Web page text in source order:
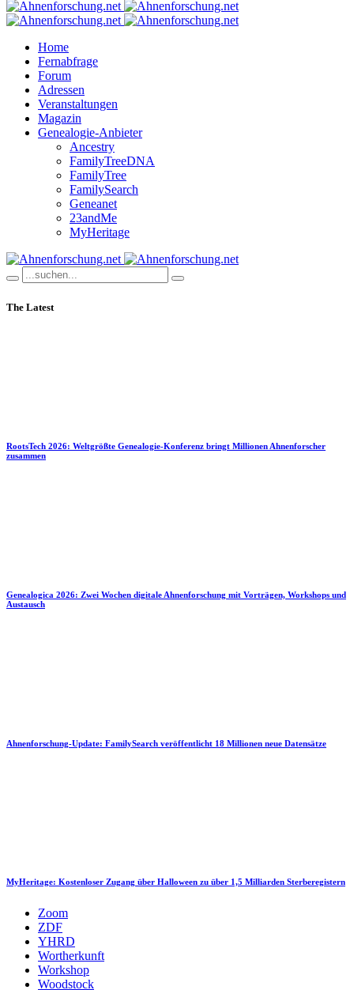
Home
Fernabfrage
Forum
Adressen
Veranstaltungen
Magazin
Genealogie-Anbieter
Ancestry
FamilyTreeDNA
FamilyTree
FamilySearch
Geneanet
23andMe
MyHeritage
The Latest
RootsTech 2026: Weltgrößte Genealogie-Konferenz bringt Millionen Ahnenforscher
zusammen
Genealogica 2026: Zwei Wochen digitale Ahnenforschung mit Vorträgen, Workshops und
Austausch
Ahnenforschung-Update: FamilySearch veröffentlicht 18 Millionen neue Datensätze
MyHeritage: Kostenloser Zugang über Halloween zu über 1,5 Milliarden Sterberegistern
Zoom
ZDF
YHRD
Wortherkunft
Workshop
Woodstock